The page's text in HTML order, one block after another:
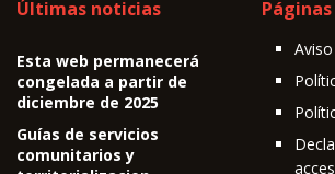
Últimas noticias
Esta web permanecerá
congelada a partir de
diciembre de 2025
Guías de servicios
comunitarios y